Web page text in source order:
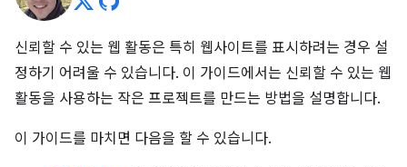
신뢰할 수 있는 웹 활동은 특히 웹사이트를 표시하려는 경우 설
정하기 어려울 수 있습니다. 이 가이드에서는 신뢰할 수 있는 웹
활동을 사용하는 작은 프로젝트를 만드는 방법을 설명합니다.
이 가이드를 마치면 다음을 할 수 있습니다.